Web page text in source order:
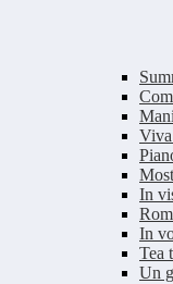
In
In
Tea
Un